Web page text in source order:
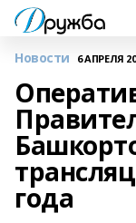
Новости 6 АПРЕЛЯ
года